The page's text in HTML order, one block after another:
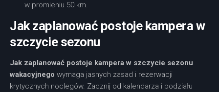
w promieniu 50 km.
Jak zaplanować postoje kampera w
szczycie sezonu
Jak zaplanować postoje kampera w szczycie sezonu
wakacyjnego wymaga jasnych zasad i rezerwacji
krytycznych noclegów. Zacznij od kalendarza i podziału